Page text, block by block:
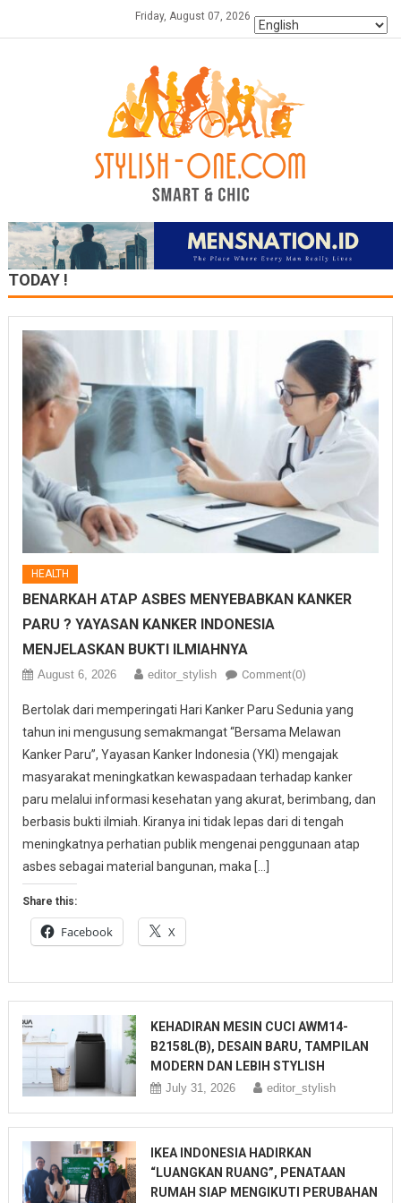
Friday, August 07, 2026
TODAY !
HEALTH
BENARKAH ATAP ASBES MENYEBABKAN KANKER
PARU ? YAYASAN KANKER INDONESIA
MENJELASKAN BUKTI ILMIAHNYA
August 6, 2026 editor_stylish Comment(0)
Bertolak dari memperingati Hari Kanker Paru Sedunia yang
tahun ini mengusung semakmangat “Bersama Melawan
Kanker Paru”, Yayasan Kanker Indonesia (YKI) mengajak
masyarakat meningkatkan kewaspadaan terhadap kanker
paru melalui informasi kesehatan yang akurat, berimbang, dan
berbasis bukti ilmiah. Kiranya ini tidak lepas dari di tengah
meningkatnya perhatian publik mengenai penggunaan atap
asbes sebagai material bangunan, maka […]
Share this:
Facebook X
KEHADIRAN MESIN CUCI AWM14-
B2158L(B), DESAIN BARU, TAMPILAN
MODERN DAN LEBIH STYLISH
July 31, 2026 editor_stylish
IKEA INDONESIA HADIRKAN
“LUANGKAN RUANG”, PENATAAN
RUMAH SIAP MENGIKUTI PERUBAHAN